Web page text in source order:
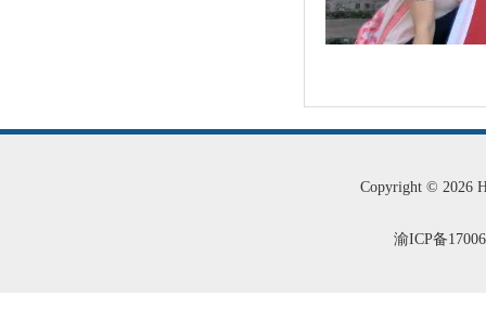
Copyright © 2026
渝ICP备